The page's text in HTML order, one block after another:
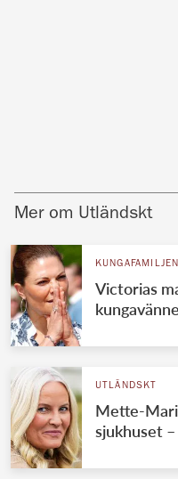
Mer om Utländskt
KUNGAFAMILJEN
Victorias
UTLÄNDSKT
Mette-
sjukhuset